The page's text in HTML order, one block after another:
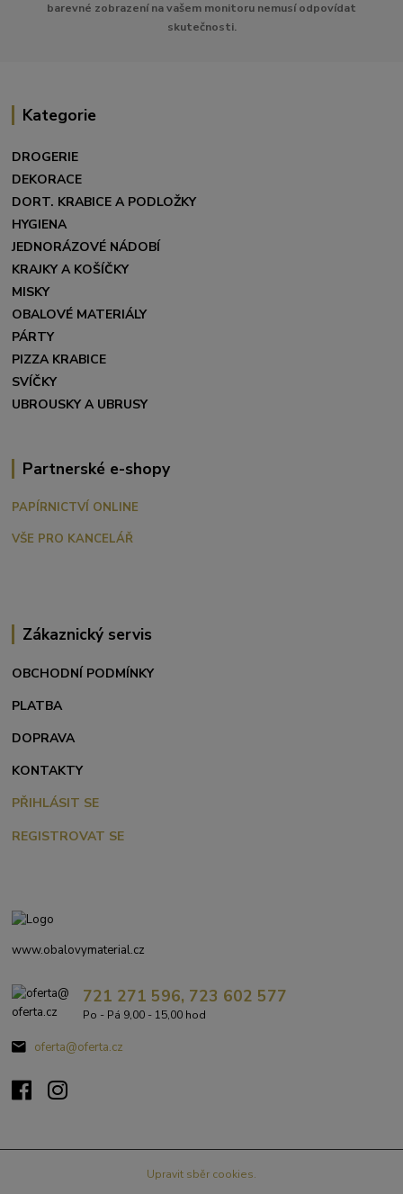
barevné zobrazení na vašem monitoru nemusí odpovídat
skutečnosti.
Kategorie
DROGERIE
DEKORACE
DORT. KRABICE A PODLOŽKY
HYGIENA
JEDNORÁZOVÉ NÁDOBÍ
KRAJKY A KOŠÍČKY
MISKY
OBALOVÉ MATERIÁLY
PÁRTY
PIZZA KRABICE
SVÍČKY
UBROUSKY A UBRUSY
Partnerské e-shopy
PAPÍRNICTVÍ ONLINE
VŠE PRO KANCELÁŘ
Zákaznický servis
OBCHODNÍ PODMÍNKY
PLATBA
DOPRAVA
KONTAKTY
PŘIHLÁSIT SE
REGISTROVAT SE
www.obalovymaterial.cz
721 271 596, 723 602 577
Po - Pá 9,00 - 15,00 hod
oferta@oferta.cz
Upravit sběr cookies.